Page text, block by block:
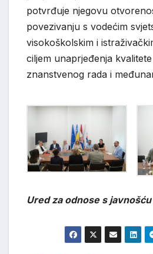
potvrđuje njegovu
povezivanju s vodećim
visokoškolskim i
ciljem unaprjeđenja
znanstvenog rada i
Ured za odnose s javnošću